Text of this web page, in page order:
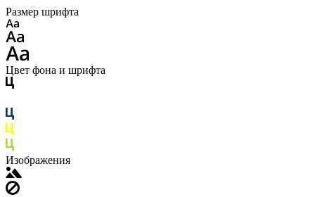
Размер шрифта
Цвет фона и шрифта
Изображения